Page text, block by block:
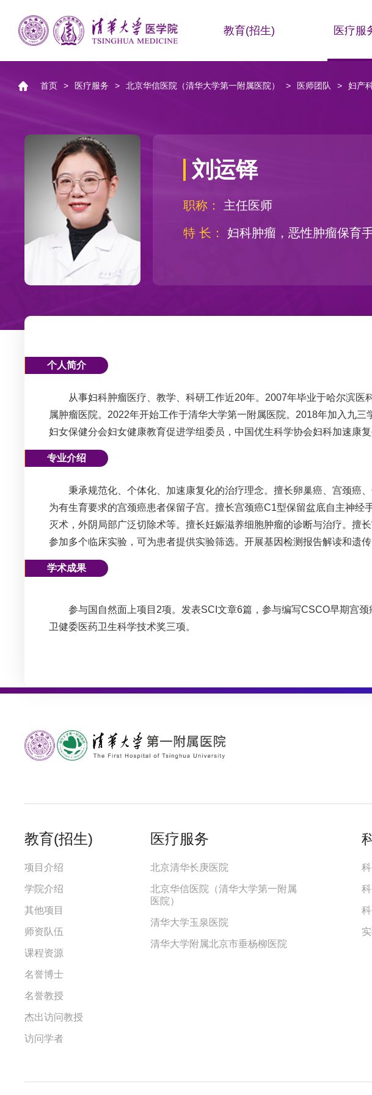
教育(招生) 医疗服
首页 > 医疗服务 > 北京华信医院（清华大学第一附属医院） > 医师团队 > 妇产
刘运铎
职称： 主任医师
特 长：妇科肿瘤，恶性肿瘤保育
个人简介
从事妇科肿瘤医疗、教学、科研工作近20年。2007年毕业于哈尔滨医
属肿瘤医院。2022年开始工作于清华大学第一附属医院。2018年加入九
妇女保健分会妇女健康教育促进学组委员，中国优生科学协会妇科加速康
专业介绍
秉承规范化、个体化、加速康复化的治疗理念。擅长卵巢癌、宫颈癌、
为有生育要求的宫颈癌患者保留子宫。擅长宫颈癌C1型保留盆底自主神
灭术，外阴局部广泛切除术等。擅长妊娠滋养细胞肿瘤的诊断与治疗。擅
参加多个临床实验，可为患者提供实验筛选。开展基因检测报告解读和遗
学术成果
参与国自然面上项目2项。发表SCI文章6篇，参与编写CSCO早期宫颈
卫健委医药卫生科学技术奖三项。
教育(招生)
项目介绍
学院介绍
其他项目
师资队伍
课程资源
名誉博士
名誉教授
杰出访问教授
访问学者
医疗服务
北京清华长庚医院
北京华信医院（清华大学第一附属
医院）
清华大学玉泉医院
清华大学附属北京市垂杨柳医院